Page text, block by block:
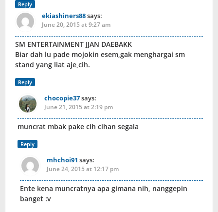
Reply
ekiashiners88says:
June 20, 2015 at 9:27 am
SM ENTERTAINMENT JJAN DAEBAKK
Biar dah lu pade mojokin esem,gak menghargai sm
stand yang liat aje,cih.
Reply
chocopie37says:
June 21, 2015 at 2:19 pm
muncrat mbak pake cih cihan segala
Reply
mhchoi91 says:
June 24, 2015 at 12:17 pm
Ente kena muncratnya apa gimana nih, nanggepin
banget :v